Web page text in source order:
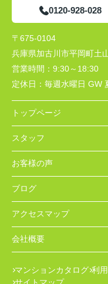
0120-928-028
〒675-0104
兵庫県加古川市平岡町土
営業時間： 9:30～18:30
定休日： 毎週水曜日 GW
トップページ
スタッフ
お客様の声
ブログ
アクセスマップ
会社概要
マンションカタログ 利
サイトマップ